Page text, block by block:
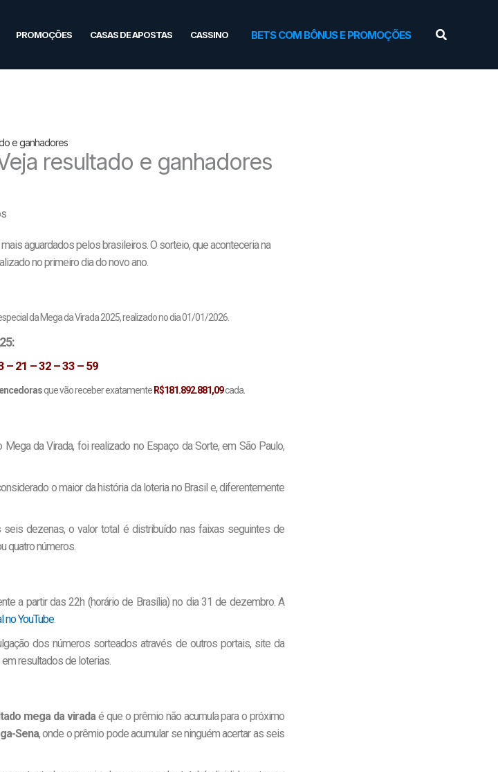
PROMOÇÕES CASAS DE APOSTAS CASSINO BETS COM BÔNUS E PROMOÇÕES Pesquisar
e ganhadores
resultado e ganhadores
aguardados pelos brasileiros. O sorteio, que aconteceria na
no primeiro dia do novo ano.
da Mega da Virada 2025, realizado no dia 01/01/2026.
– 21 – 32 – 33 – 59
que vão receber exatamente R$181.892.881,09cada.
da Virada, foi realizado no Espaço da Sorte, em São Paulo,
o maior da história da loteria no Brasil e, diferentemente
dezenas, o valor total é distribuído nas faixas seguintes de
quatro números.
a partir das 22h (horário de Brasília) no dia 31 de dezembro. A
no YouTube.
dos números sorteados através de outros portais, site da
resultados de loterias.
mega da viradaé que o prêmio não acumula para o próximo
Sena, onde o prêmio pode acumular se ninguém acertar as seis